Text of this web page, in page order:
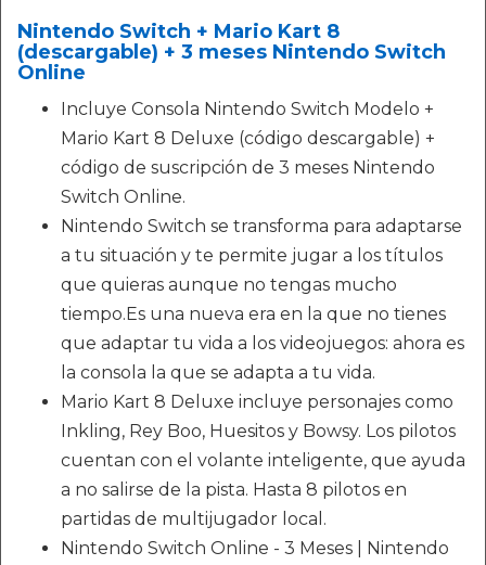
Nintendo Switch + Mario Kart 8
(descargable) + 3 meses Nintendo Switch
Online
Incluye Consola Nintendo Switch Modelo +
Mario Kart 8 Deluxe (código descargable) +
código de suscripción de 3 meses Nintendo
Switch Online.
Nintendo Switch se transforma para adaptarse
a tu situación y te permite jugar a los títulos
que quieras aunque no tengas mucho
tiempo.Es una nueva era en la que no tienes
que adaptar tu vida a los videojuegos: ahora es
la consola la que se adapta a tu vida.
Mario Kart 8 Deluxe incluye personajes como
Inkling, Rey Boo, Huesitos y Bowsy. Los pilotos
cuentan con el volante inteligente, que ayuda
a no salirse de la pista. Hasta 8 pilotos en
partidas de multijugador local.
Nintendo Switch Online - 3 Meses | Nintendo